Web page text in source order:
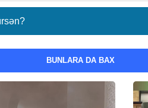
BUNLARA DA BAX